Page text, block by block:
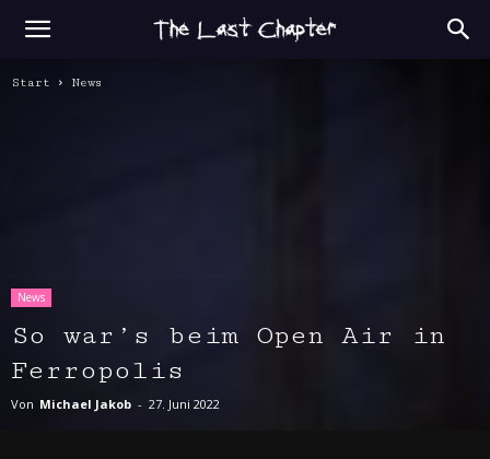
Start News
News
So war’s beim Open Air in
Ferropolis
Von Michael Jakob - 27. Juni 2022